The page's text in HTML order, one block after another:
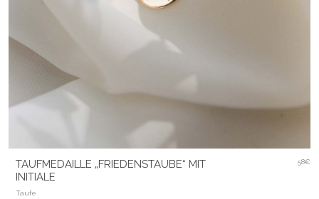
TAUFMEDAILLE „FRIEDENSTAUBE“ MIT
INITIALE
Taufe
58€